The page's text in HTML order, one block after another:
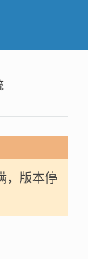
，版本停